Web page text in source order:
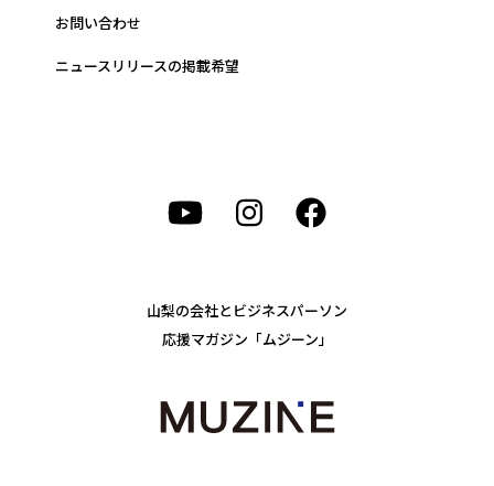
お問い合わせ
ニュースリリースの掲載希望
山梨の会社とビジネスパーソン
応援マガジン「ムジーン」